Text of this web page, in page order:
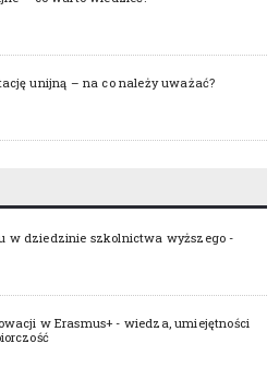
unijną – na co należy uważać?
w dziedzinie szkolnictwa wyższego -
w Erasmus+ - wiedza, umiejętności